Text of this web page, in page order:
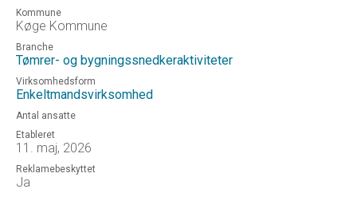
Kommune
Køge Kommune
Branche
Tømrer- og bygningssnedkeraktiviteter
Virksomhedsform
Enkeltmandsvirksomhed
Antal ansatte
Etableret
11. maj, 2026
Reklamebeskyttet
Ja